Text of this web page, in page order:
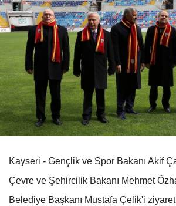
Kayseri - Gençlik ve Spor Bakanı Akif
Çevre ve Şehircilik Bakanı Mehmet
Belediye Başkanı Mustafa Çelik'i